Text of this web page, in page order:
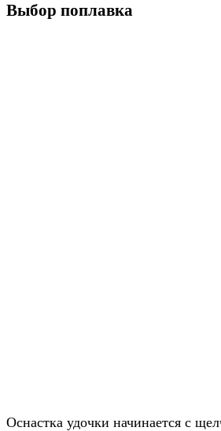
Выбор поплавка
Оснастка удочки начинается с